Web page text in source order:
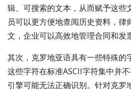
辑、可搜索的文本，从而赋予这些
员可以更方便地查阅历史资料，律
文，企业可以高效地管理合同和发
其次，克罗地亚语具有一些特殊的
这些字符在标准ASCII字符集中并
引擎可能无法正确识别。针对克罗